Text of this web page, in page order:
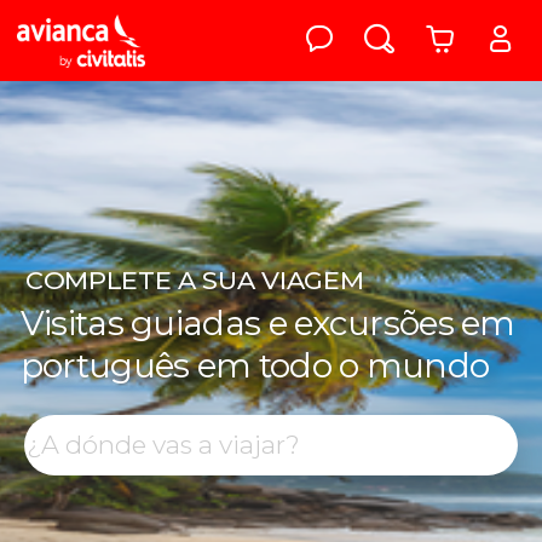
COMPLETEA SUA VIAGEM
Visitas guiadas e excursões em
português em todo o mundo
Procurar
Top destinos